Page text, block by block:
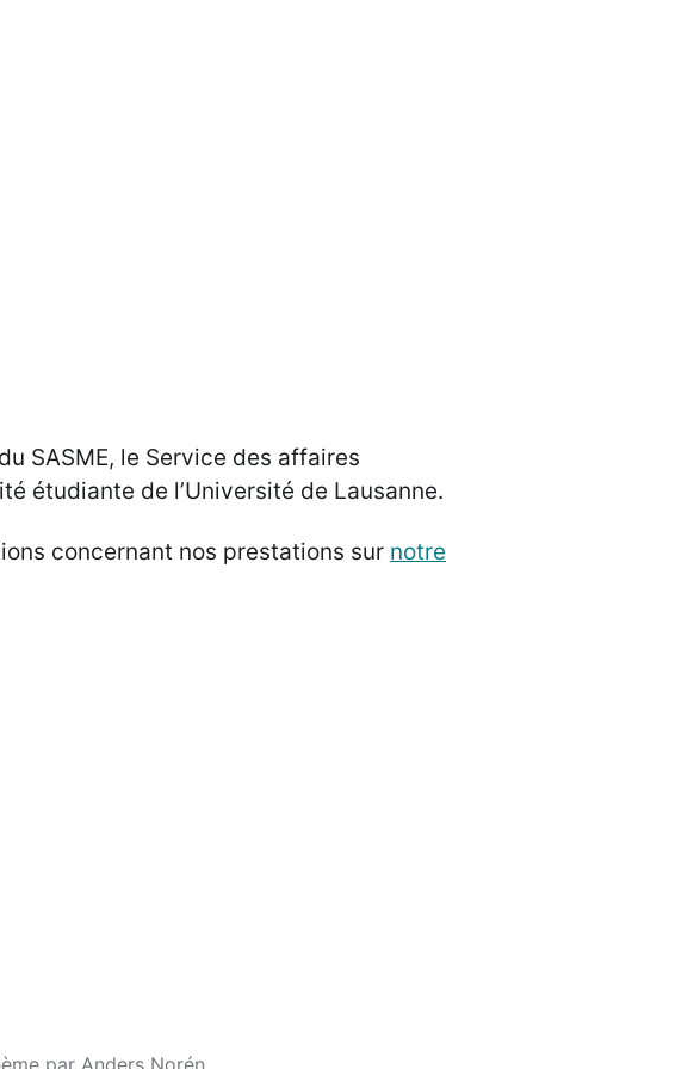
SASME, le Service des affaires
étudiante de l’Université de Lausanne.
concernant nos prestations sur notre
par Anders Norén